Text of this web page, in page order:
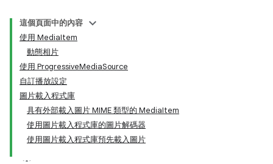
這個頁面中的內容
使用 MediaItem
動態相片
使用 ProgressiveMediaSource
自訂播放設定
圖片載入程式庫
具有外部載入圖片 MIME 類型的 MediaItem
使用圖片載入程式庫的圖片解碼器
使用圖片載入程式庫預先載入圖片